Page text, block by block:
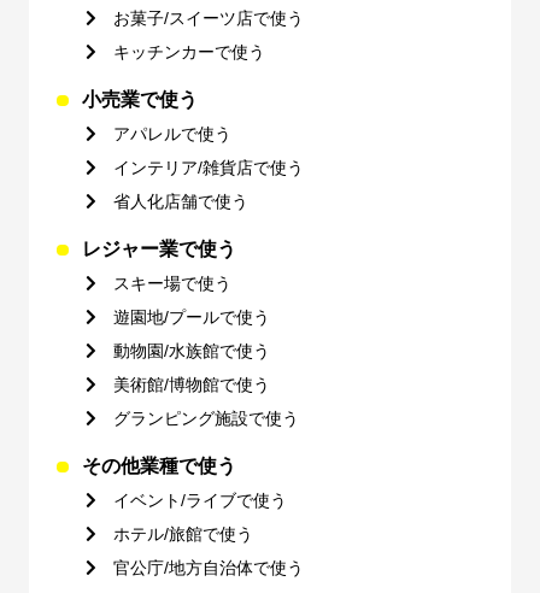
お菓子/スイーツ店で使う
キッチンカーで使う
小売業で使う
アパレルで使う
インテリア/雑貨店で使う
省人化店舗で使う
レジャー業で使う
スキー場で使う
遊園地/プールで使う
動物園/水族館で使う
美術館/博物館で使う
グランピング施設で使う
その他業種で使う
イベント/ライブで使う
ホテル/旅館で使う
官公庁/地方自治体で使う